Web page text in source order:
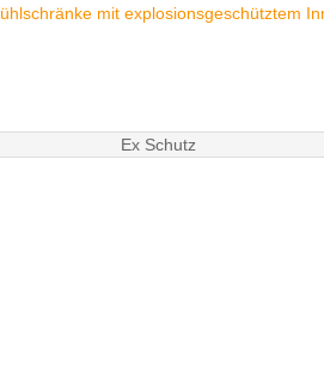
Ex Schutz